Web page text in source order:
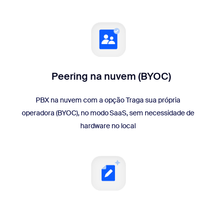
Peering na nuvem (BYOC)
PBX na nuvem com a opção Traga sua própria
operadora (BYOC), no modo SaaS, sem necessidade de
hardware no local